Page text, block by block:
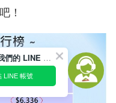
！
歡迎訂閱我們的 LINE 官方帳號
LINE 帳號